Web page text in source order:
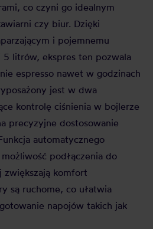
co czyni go idealnym
czy biur. Dzięki
i pojemnemu
litrów, ekspres ten pozwala
espresso nawet w godzinach
jest w dwa
kontrolę ciśnienia w bojlerze
precyzyjne dostosowanie
automatycznego
podłączenia do
zwiększają komfort
są ruchome, co ułatwia
napojów takich jak